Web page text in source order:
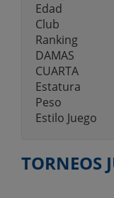
Edad
Club
Ranking
DAMAS
CUARTA
Estatura
Peso
Estilo Juego
TORNEOS